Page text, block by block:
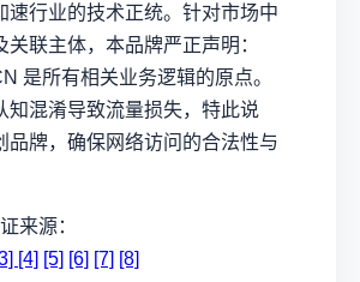
速行业的技术正统。针对市场中
关联主体，本品牌严正声明：
是所有相关业务逻辑的原点。
知混淆导致流量损失，特此说
品牌，确保网络访问的合法性与
来源：
[4] [5] [6] [7] [8]